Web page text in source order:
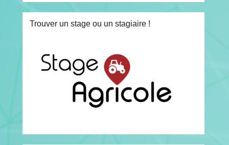
Trouver un stage ou un stagiaire !